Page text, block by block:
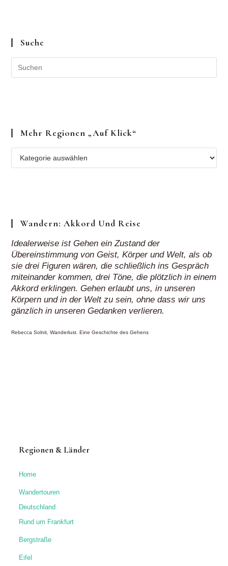
Suche
Mehr Regionen „auf Klick“
Regionen
Wandern: Akkord Und Reise
Idealerweise ist Gehen ein Zustand der
Übereinstimmung von Geist, Körper und Welt, als ob
sie drei Figuren wären, die schließlich ins Gespräch
miteinander kommen, drei Töne, die plötzlich in einem
Akkord erklingen. Gehen erlaubt uns, in unseren
Körpern und in der Welt zu sein, ohne dass wir uns
gänzlich in unseren Gedanken verlieren.
Rebecca Solnit, Wanderlust. Eine Geschichte des Gehens
Regionen & Länder
Home
Wandertouren
Deutschland
Rund um Frankfurt
Bergstraße
Eifel